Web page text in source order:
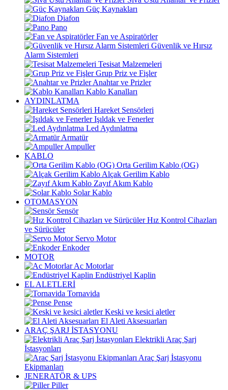
Güç Kaynakları
Diafon
Pano
Fan ve Aspiratörler
Güvenlik ve Hırsız
Alarm Sistemleri
Tesisat Malzemeleri
Grup Priz ve Fişler
Anahtar ve Prizler
Kablo Kanalları
AYDINLATMA
Hareket Sensörleri
Işıldak ve Fenerler
Led Aydınlatma
Armatür
Ampuller
KABLO
Orta Gerilim Kablo (OG)
Alçak Gerilim Kablo
Zayıf Akım Kablo
Solar Kablo
OTOMASYON
Sensör
Hız Kontrol Cihazları
ve Sürücüler
Servo Motor
Enkoder
MOTOR
Ac Motorlar
Endüstriyel Kaplin
EL ALETLERİ
Tornavida
Pense
Keski ve kesici aletler
El Aleti Aksesuarları
ARAÇ ŞARJ İSTASYONU
Elektrikli Araç Şarj
İstasyonları
Araç Şarj İstasyonu
Ekipmanları
JENERATÖR & UPS
Piller